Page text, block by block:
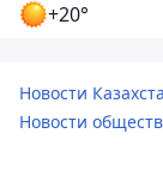
+20°
Новости
Новости